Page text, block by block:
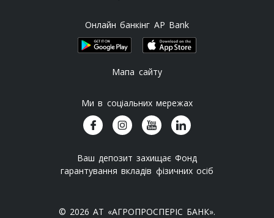
Онлайн банкінг AP Bank
Мапа сайту
Ми в соціальних мережах
Ваш депозит захищає Фонд
гарантування вкладів фізичних осіб
© 2026 АТ «АГРОПРОСПЕРІС БАНК».